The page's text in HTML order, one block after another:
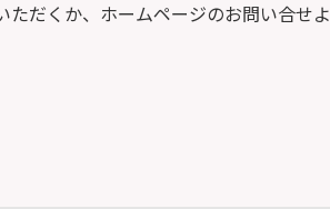
だくか、ホームページのお問い合せよ